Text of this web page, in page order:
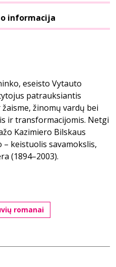
informacija
eseisto Vytauto
patrauksiantis
žinomų vardų bei
ir transformacijomis. Netgi
Kazimiero Bilskaus
keistuolis savamokslis,
(1894–2003).
romanai